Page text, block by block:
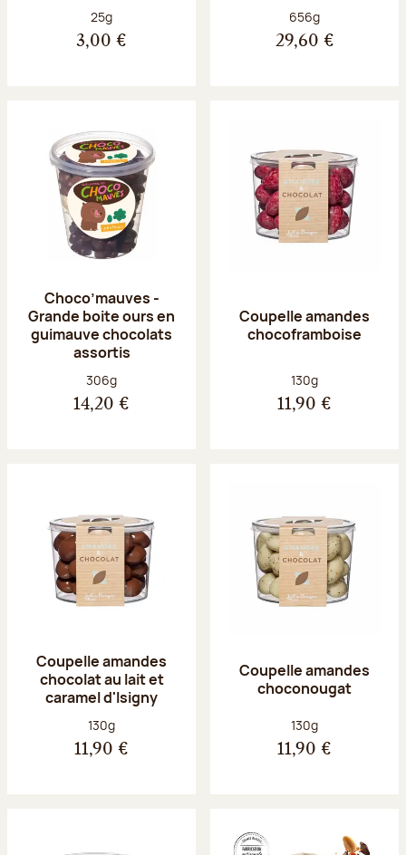
Poids net :
25g
3,00 €
Poids net :
656g
29,60 €
Choco’mauves -
Grande boite ours en
guimauve chocolats
assortis
Poids net :
306g
14,20 €
Coupelle amandes
chocoframboise
Poids net :
130g
11,90 €
Coupelle amandes
chocolat au lait et
caramel d'Isigny
Poids net :
130g
11,90 €
Coupelle amandes
choconougat
Poids net :
130g
11,90 €